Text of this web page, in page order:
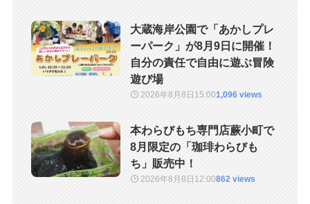
大蔵海岸公園で「あかしプレ
ーパーク」が8月9日に開催！
自分の責任で自由に遊ぶ冒険
遊び場
2026年8月8日 15:001,096 views
本わらびもち専門店蕨小町で
8月限定の「珈琲わらびも
ち」販売中！
2026年8月8日 12:00862 views